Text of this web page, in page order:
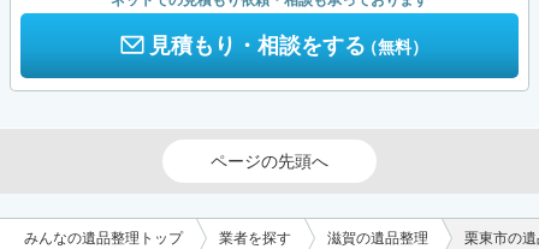
見積もり・相談をする（無料）
ページの先頭へ
みんなの遺品整理トップ 業者を探す 滋賀の遺品整理 栗東市の